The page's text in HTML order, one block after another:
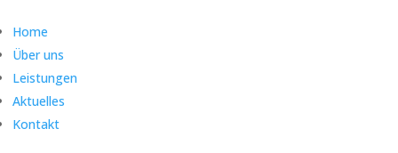
Home
Über uns
Leistungen
Aktuelles
Kontakt